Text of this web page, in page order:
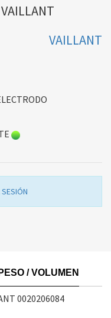
VAILLANT
/ VOLUMEN
0020206084